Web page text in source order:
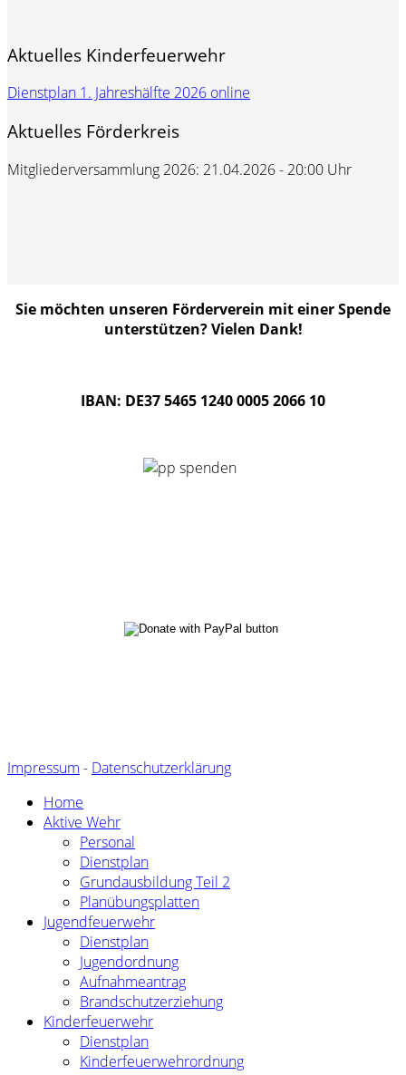
Aktuelles Kinderfeuerwehr
Dienstplan 1. Jahreshälfte 2026 online
Aktuelles Förderkreis
Mitgliederversammlung 2026: 21.04.2026 - 20:00 Uhr
Sie möchten unseren Förderverein mit einer Spende
unterstützen? Vielen Dank!
IBAN: DE37 5465 1240 0005 2066 10
Impressum - Datenschutzerklärung
Home
Aktive Wehr
Personal
Dienstplan
Grundausbildung Teil 2
Planübungsplatten
Jugendfeuerwehr
Dienstplan
Jugendordnung
Aufnahmeantrag
Brandschutzerziehung
Kinderfeuerwehr
Dienstplan
Kinderfeuerwehrordnung